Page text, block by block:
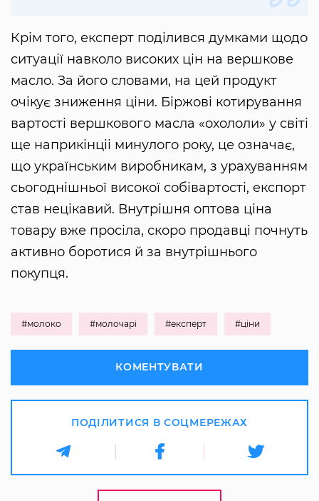
Крім того, експерт поділився думками щодо
ситуації навколо високих цін на вершкове
масло. За його словами, на цей продукт
очікує зниження ціни. Біржові котирування
вартості вершкового масла «охололи» у світі
ще наприкінціі минулого року, це означає,
що українським виробникам, з урахуванням
сьогоднішньої високої собівартості, експорт
став нецікавий. Внутрішня оптова ціна
товару вже просіла, скоро продавці почнуть
активно боротися й за внутрішнього
покупця.
#молоко #молочарі #експерт #ціни
КОМЕНТУВАТИ
ПОДІЛИТИСЯ В СОЦМЕРЕЖАХ